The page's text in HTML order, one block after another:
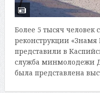
Более 5 тысяч человек
реконструкции
представили в
служба минмолодежи
была представлена